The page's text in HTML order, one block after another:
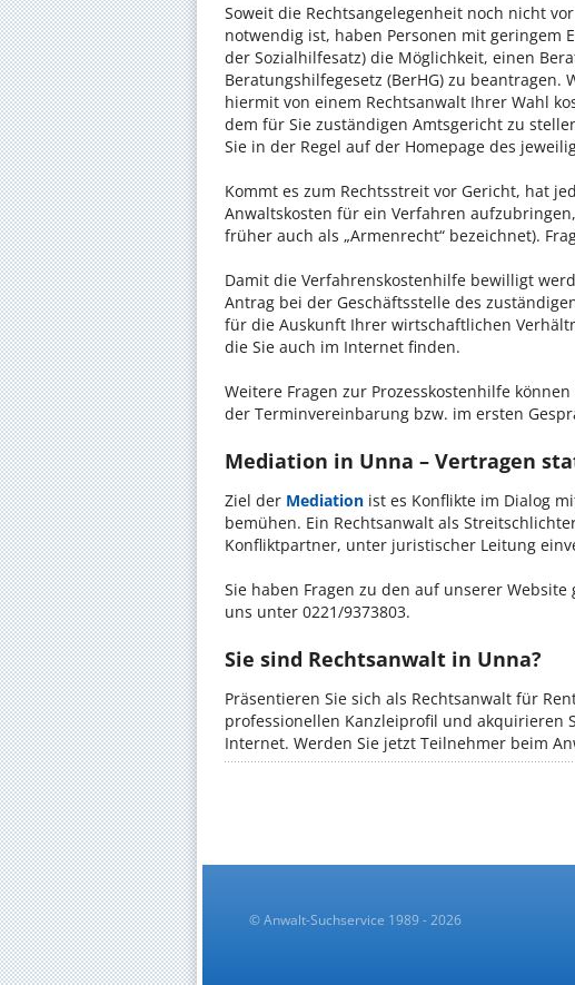
Soweit die Rechtsangelegenheit noch nicht
notwendig ist, haben Personen mit geringem
der Sozialhilfesatz) die Möglichkeit, einen
Beratungshilfegesetz (BerHG) zu beantragen.
hiermit von einem Rechtsanwalt Ihrer Wahl
dem für Sie zuständigen Amtsgericht zu
Sie in der Regel auf der Homepage des
Kommt es zum Rechtsstreit vor Gericht, hat
Anwaltskosten für ein Verfahren
früher auch als „Armenrecht“ bezeichnet).
Damit die Verfahrenskostenhilfe bewilligt
Antrag bei der Geschäftsstelle des
für die Auskunft Ihrer wirtschaftlichen
die Sie auch im Internet finden.
Weitere Fragen zur Prozesskostenhilfe
der Terminvereinbarung bzw. im ersten
Mediation in Unna – Vertragen
Ziel der Mediation ist es Konflikte im Dialog
bemühen. Ein Rechtsanwalt als
Konfliktpartner, unter juristischer Leitung
Sie haben Fragen zu den auf unserer
uns unter 0221/9373803.
Sie sind Rechtsanwalt in Unna?
Präsentieren Sie sich als Rechtsanwalt für
professionellen Kanzleiprofil und akquirieren
Internet. Werden Sie jetzt Teilnehmer beim
© Anwalt-Suchservice 1989 - 2026